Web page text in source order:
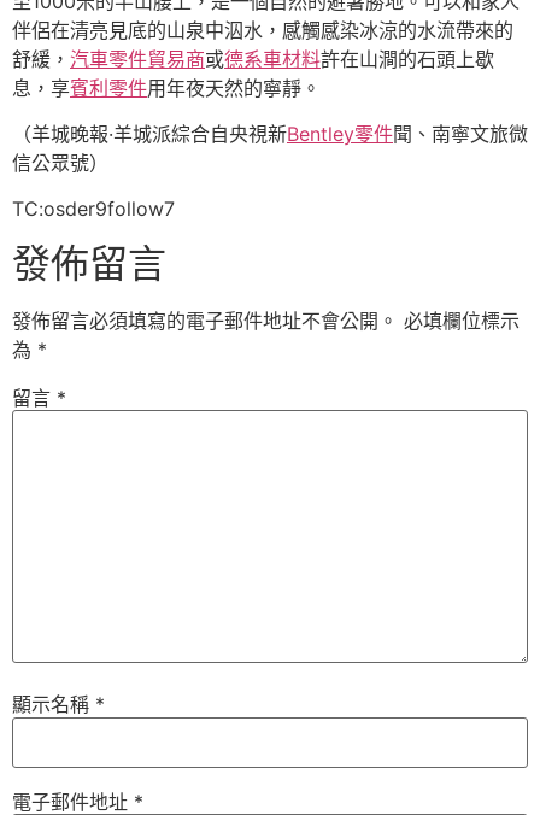
伴侶在清亮見底的山泉中泅水，感觸感染冰涼的水流帶來的
舒緩， 汽車零件貿易商或德系車材料許在山澗的石頭上歇
息，享賓利零件用年夜天然的寧靜。
（羊城晚報·羊城派綜合自央視新Bentley零件聞、南寧文旅微
信公眾號）
TC:osder9follow7
發佈留言
發佈留言必須填寫的電子郵件地址不會公開。 必填欄位標示
為 *
留言 *
顯示名稱 *
電子郵件地址 *